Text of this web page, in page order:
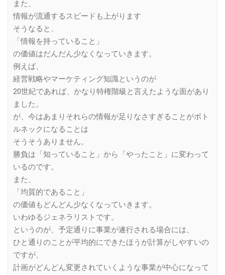
また、
情報が流通するスピードも上がります
そうなると、
「情報を持っていること」
の価値はだんだん少なくなっていきます。
例えば、
経営戦略やマーケティング知識というのが
20世紀であれば、かなり特権階級と言えたような面があり
ました。
が、今はあまりそれらの情報が足りなさすぎることがボト
ルネックになることは
そうそうありません。
勝負は「知っていること」から「やったこと」に変わって
いるのです。
また、
「均質的であること」
の価値もどんどん少なくなっていきます。
いわゆるジェネラリストです。
というのが、予定通りに事業が遂行される場合には、
ひと通りのことが平均的にできたほうが計算がしやすいの
ですが、
計画がどんどん変更されていくような事業が中心になって